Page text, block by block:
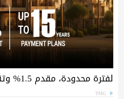
لفترة محدودة، مقدم 1.5% وتقسيط حتى 15 سنة
TMG